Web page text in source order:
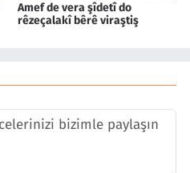
Amef de vera şîdetî do
rêzeçalakî bêrê viraştiş